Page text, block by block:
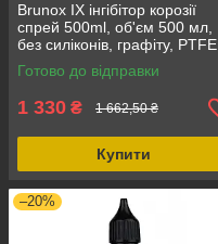
Brunox IX інгібітор корозії
спрей 500ml, об'єм 500 мл,
без силіконів, графіту, PTFE,
для автомобілів та
мототехніки
Готово до відправки
1 330 ₴ 1 662,50 ₴
Купити
–20%